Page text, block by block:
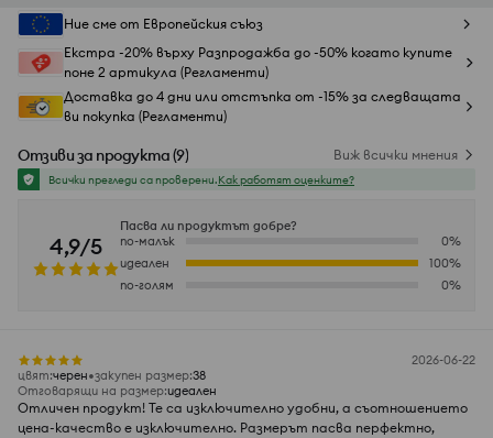
Ние сме от Европейския съюз
Екстра -20% върху Разпродажба до -50% когато купите
поне 2 артикула (Регламенти)
Доставка до 4 дни или отстъпка от -15% за следващата
ви покупка (Регламенти)
Отзиви за продукта(9) Виж всички мнения
Всички прегледи са проверени.Как работят оценките?
4,9/5
Пасва ли продуктът добре?
по-малък
0%
идеален
100%
по-голям
0%
2026-06-22
цвят:черeн закупен размер:38
Отговарящи на размер:идеален
Отличен продукт! Те са изключително удобни, а съотношението
цена-качество е изключително. Размерът пасва перфектно,